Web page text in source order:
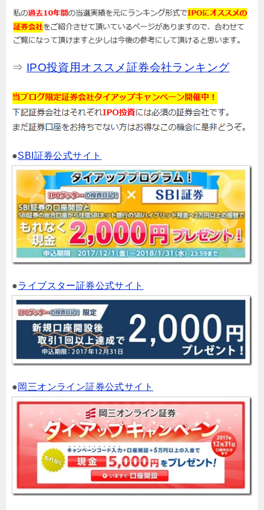
⇒ IPO投資用オススメ証券会社ランキング
●SBI証券公式サイト
●ライブスター証券公式サイト
●岡三オンライン証券公式サイト